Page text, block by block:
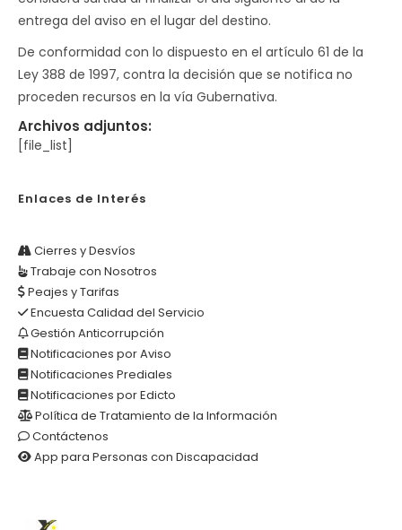
entrega del aviso en el lugar del destino.
De conformidad con lo dispuesto en el artículo 61 de la
Ley 388 de 1997, contra la decisión que se notifica no
proceden recursos en la vía Gubernativa.
Archivos adjuntos:
[file_list]
Enlaces de Interés
Cierres y Desvíos
Trabaje con Nosotros
Peajes y Tarifas
Encuesta Calidad del Servicio
Gestión Anticorrupción
Notificaciones por Aviso
Notificaciones Prediales
Notificaciones por Edicto
Política de Tratamiento de la Información
Contáctenos
App para Personas con Discapacidad